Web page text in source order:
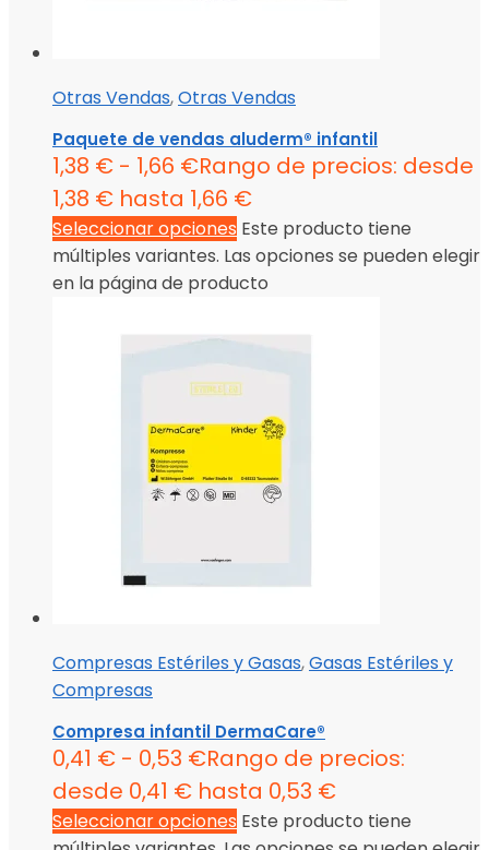
Otras Vendas,Otras Vendas
Paquete de vendas aluderm® infantil
1,38 € - 1,66 €Rango de precios: desde
1,38 € hasta 1,66 €
Seleccionar opciones Este producto tiene
múltiples variantes. Las opciones se pueden elegir
en la página de producto
Compresas Estériles y Gasas,Gasas Estériles y
Compresas
Compresa infantil DermaCare®
0,41 € - 0,53 €Rango de precios:
desde 0,41 € hasta 0,53 €
Seleccionar opciones Este producto tiene